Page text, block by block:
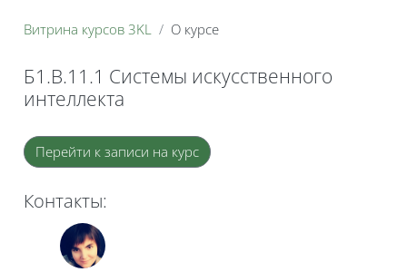
Витрина курсов 3KL О курсе
Б1.В.11.1 Системы искусственного
интеллекта
Блоки
Перейти к записи на курс
Контакты: